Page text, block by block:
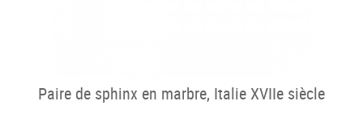
Paire de sphinx en marbre, Italie XVIIe siècle